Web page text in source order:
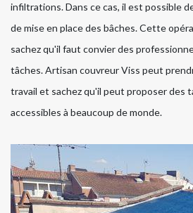
infiltrations. Dans ce cas, il est possible
de mise en place des bâches. Cette
sachez qu'il faut convier des
tâches. Artisan couvreur Viss peut
travail et sachez qu'il peut proposer des
accessibles à beaucoup de monde.